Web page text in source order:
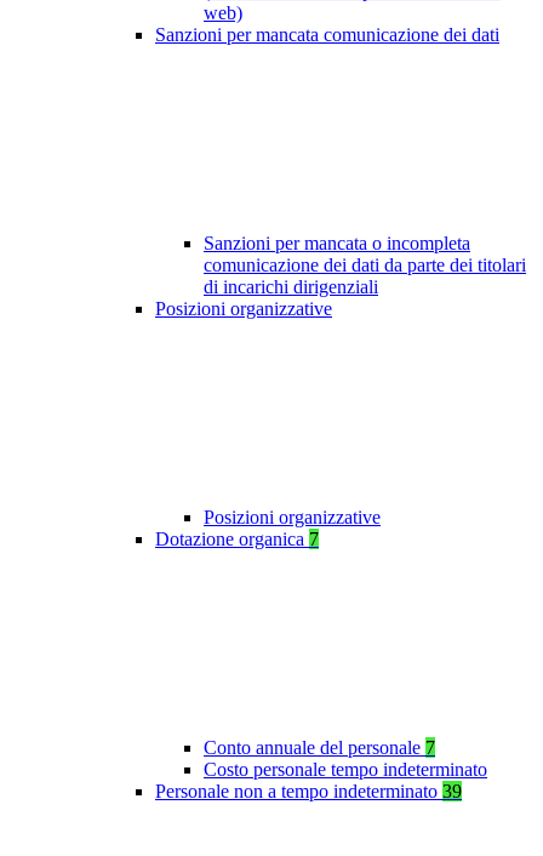
web)
Sanzioni per mancata comunicazione dei dati
Sanzioni per mancata o incompleta
comunicazione dei dati da parte dei titolari
di incarichi dirigenziali
Posizioni organizzative
Posizioni organizzative
Dotazione organica 7
Conto annuale del personale 7
Costo personale tempo indeterminato
Personale non a tempo indeterminato 39